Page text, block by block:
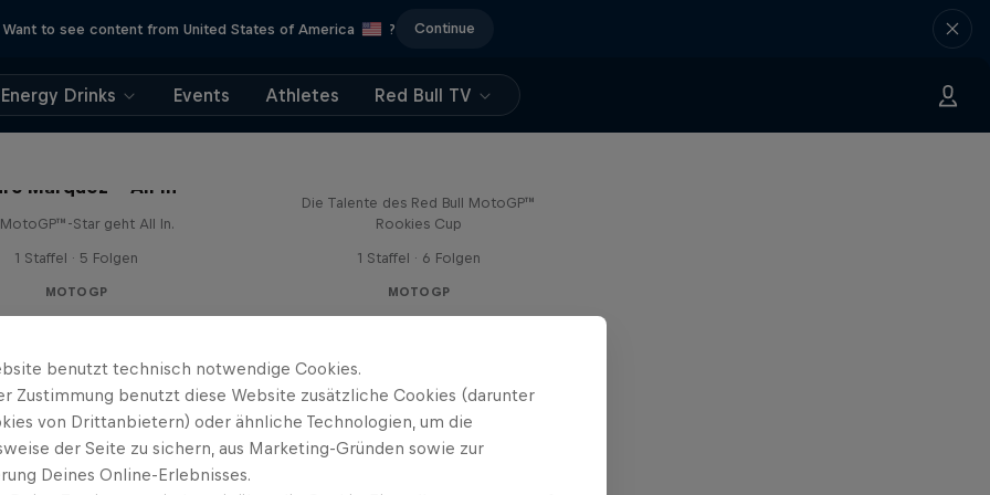
Want to see content from United States of America ? Continue
Energy Drinks Events Athletes Red Bull TV
Márquez – All In
MotoGP™-Star geht All In.
1 Staffel · 5 Folgen
MOTOGP
Die Talente des Red Bull MotoGP™
Rookies Cup
1 Staffel · 6 Folgen
MOTOGP
benutzt technisch notwendige Cookies.
Zustimmung benutzt diese Website zusätzliche Cookies (darunter
von Drittanbietern) oder ähnliche Technologien, um die
der Seite zu sichern, aus Marketing-Gründen sowie zur
Deines Online-Erlebnisses.